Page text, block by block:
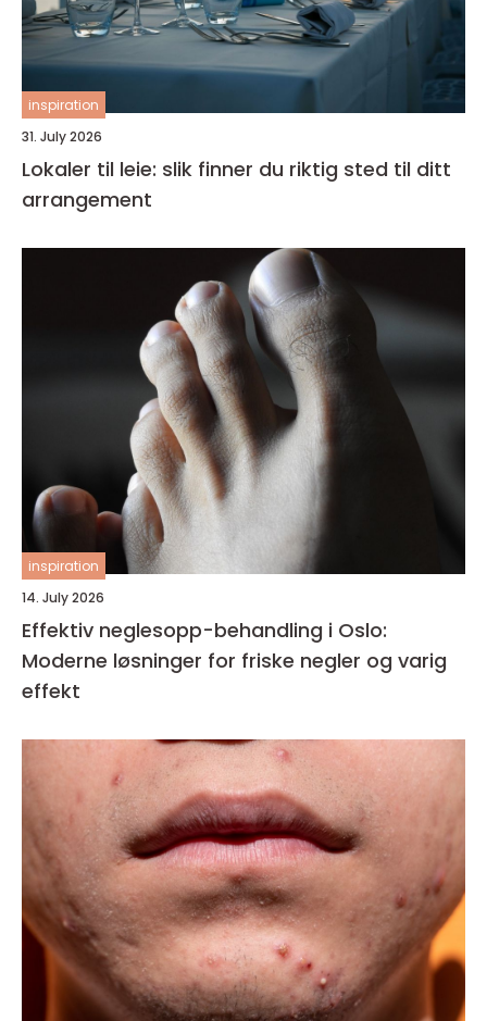
inspiration
31. July 2026
Lokaler til leie: slik finner du riktig sted til ditt
arrangement
inspiration
14. July 2026
Effektiv neglesopp-behandling i Oslo:
Moderne løsninger for friske negler og varig
effekt